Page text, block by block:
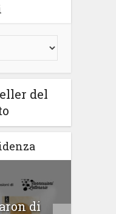
del
di